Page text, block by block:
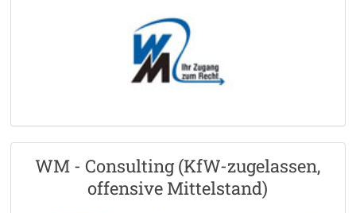
WM - Consulting (KfW-zugelassen,
offensive Mittelstand)